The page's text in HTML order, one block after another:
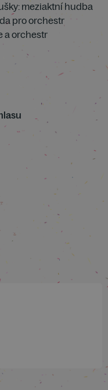
meziaktní hudba
pro orchestr
a orchestr